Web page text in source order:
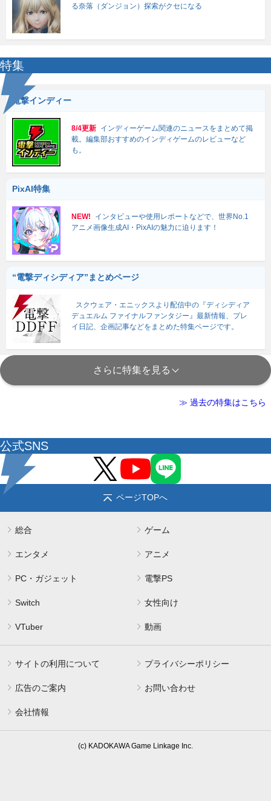
る奈落（ダンジョン）探索がクセになる
特集
電撃インディー
8/4更新 インディーゲーム関連のニュースをまとめて掲
載。編集部おすすめのインディゲームのレビューなど
も。
PixAI特集
NEW!
インタビューや使用レポートなどで、世界No.1
アニメ画像生成AI・PixAIの魅力に迫ります！
“電撃ディシディア”まとめページ
スクウェア・エニックスより配信中の『ディシディア
デュエルム ファイナルファンタジー』最新情報、プレ
イ日記、企画記事などをまとめた特集ページです。
さらに特集を見る
≫ 過去の特集はこちら
公式SNS
ページTOPへ
総合 ゲーム
エンタメ アニメ
PC・ガジェット 電撃PS
Switch 女性向け
VTuber 動画
サイトの利用について プライバシーポリシー
広告のご案内 お問い合わせ
会社情報
(c) KADOKAWA Game Linkage Inc.